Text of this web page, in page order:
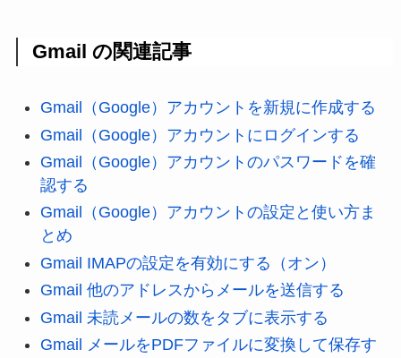
Gmail の関連記事
Gmail（Google）アカウントを新規に作成する
Gmail（Google）アカウントにログインする
Gmail（Google）アカウントのパスワードを確
認する
Gmail（Google）アカウントの設定と使い方ま
とめ
Gmail IMAPの設定を有効にする（オン）
Gmail 他のアドレスからメールを送信する
Gmail 未読メールの数をタブに表示する
Gmail メールをPDFファイルに変換して保存す